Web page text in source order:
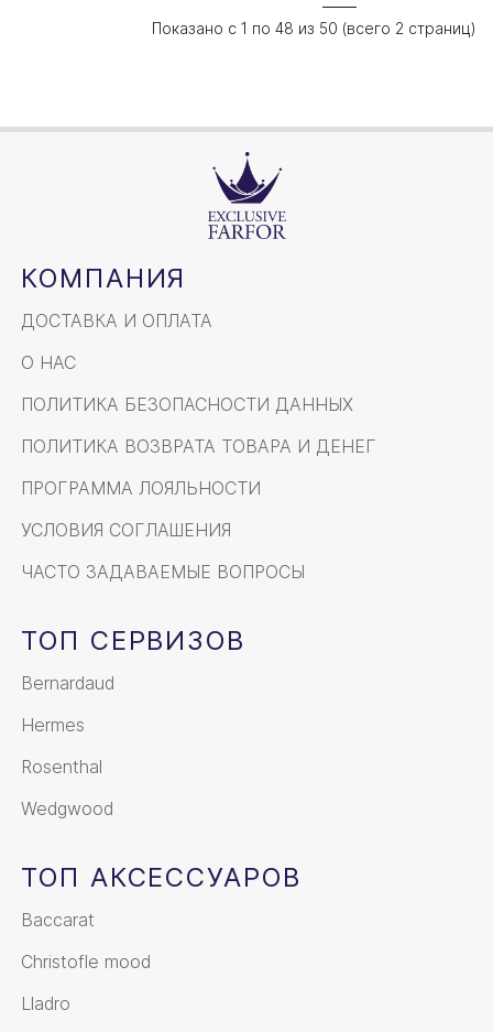
Показано с 1 по 48 из 50 (всего 2 страниц)
КОМПАНИЯ
ДОСТАВКА И ОПЛАТА
О НАС
ПОЛИТИКА БЕЗОПАСНОСТИ ДАННЫХ
ПОЛИТИКА ВОЗВРАТА ТОВАРА И ДЕНЕГ
ПРОГРАММА ЛОЯЛЬНОСТИ
УСЛОВИЯ СОГЛАШЕНИЯ
ЧАСТО ЗАДАВАЕМЫЕ ВОПРОСЫ
ТОП СЕРВИЗОВ
Bernardaud
Hermes
Rosenthal
Wedgwood
ТОП АКСЕССУАРОВ
Baccarat
Christofle mood
Lladro